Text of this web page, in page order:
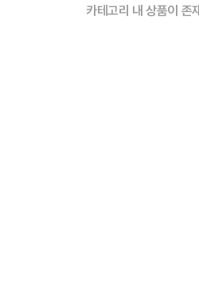
카테고리 내 상품이 존